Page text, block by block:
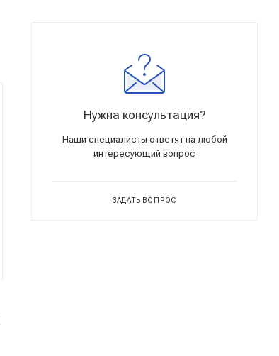
Нужна консультация?
Наши специалисты ответят на любой
интересующий вопрос
ЗАДАТЬ ВОПРОС